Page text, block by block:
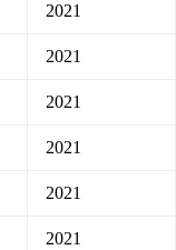
2021
2021
2021
2021
2021
2021